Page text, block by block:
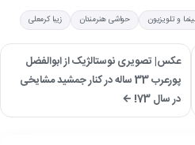
و تلویزیون حواشی هنرمندان زیبا کرمعلی
عکس| تصویری نوستالژیک از ابوالفضل
پورعرب 33 ساله در کنار جمشید مشایخی
در سال 73! ←